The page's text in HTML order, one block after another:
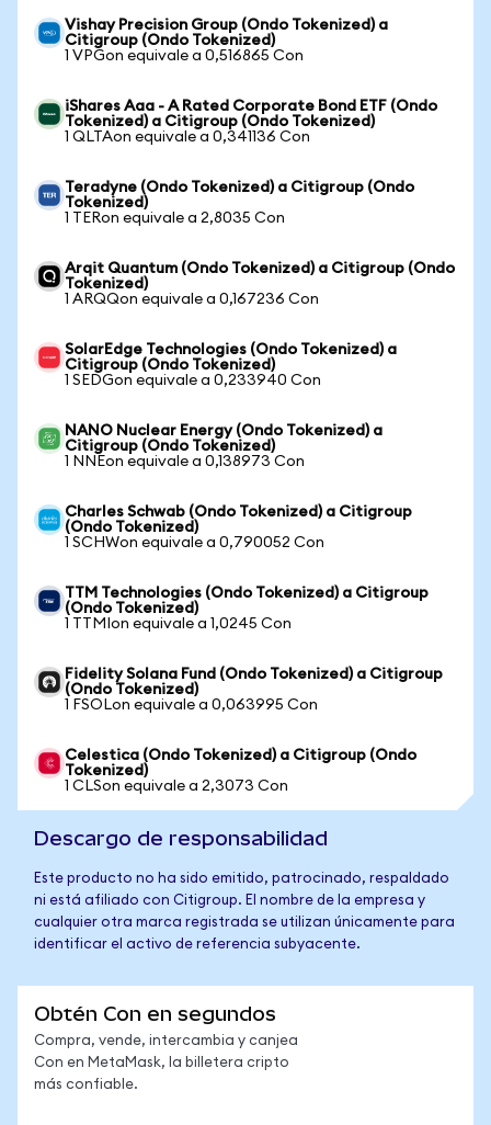
Vishay Precision Group (Ondo Tokenized) a
Citigroup (Ondo Tokenized)
1 VPGon equivale a 0,516865 Con
iShares Aaa - A Rated Corporate Bond ETF (Ondo
Tokenized) a Citigroup (Ondo Tokenized)
1 QLTAon equivale a 0,341136 Con
Teradyne (Ondo Tokenized) a Citigroup (Ondo
Tokenized)
1 TERon equivale a 2,8035 Con
Arqit Quantum (Ondo Tokenized) a Citigroup (Ondo
Tokenized)
1 ARQQon equivale a 0,167236 Con
SolarEdge Technologies (Ondo Tokenized) a
Citigroup (Ondo Tokenized)
1 SEDGon equivale a 0,233940 Con
NANO Nuclear Energy (Ondo Tokenized) a
Citigroup (Ondo Tokenized)
1 NNEon equivale a 0,138973 Con
Charles Schwab (Ondo Tokenized) a Citigroup
(Ondo Tokenized)
1 SCHWon equivale a 0,790052 Con
TTM Technologies (Ondo Tokenized) a Citigroup
(Ondo Tokenized)
1 TTMIon equivale a 1,0245 Con
Fidelity Solana Fund (Ondo Tokenized) a Citigroup
(Ondo Tokenized)
1 FSOLon equivale a 0,063995 Con
Celestica (Ondo Tokenized) a Citigroup (Ondo
Tokenized)
1 CLSon equivale a 2,3073 Con
Descargo de responsabilidad
Este producto no ha sido emitido, patrocinado, respaldado
ni está afiliado con Citigroup. El nombre de la empresa y
cualquier otra marca registrada se utilizan únicamente para
identificar el activo de referencia subyacente.
Obtén Con en segundos
Compra, vende, intercambia y canjea
Con en MetaMask, la billetera cripto
más confiable.